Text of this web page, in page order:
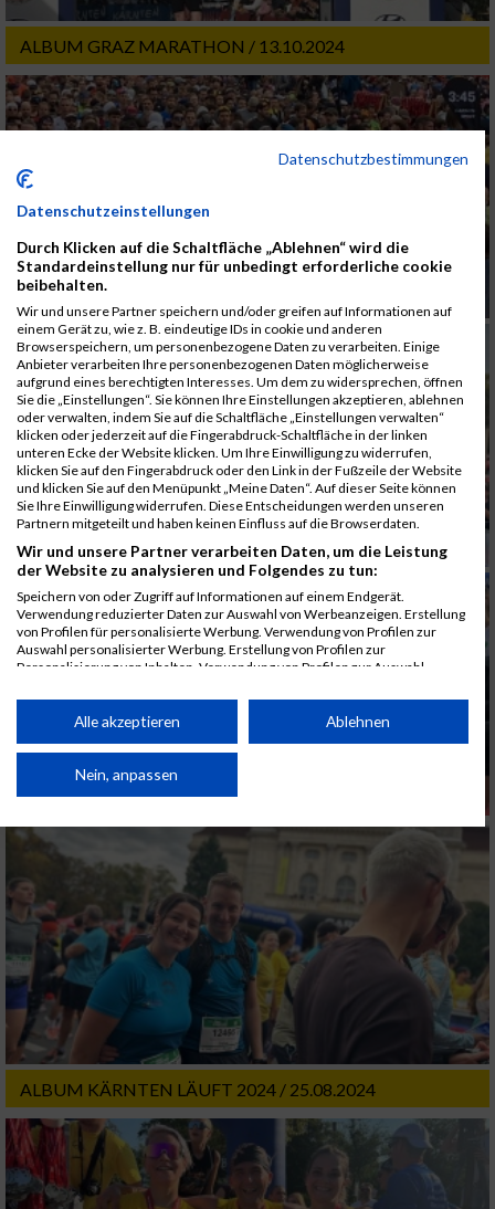
ALBUM GRAZ MARATHON / 13.10.2024
ALBUM KÄRNTEN LÄUFT 2024 / 25.08.2024
Datenschutzbestimmungen
Datenschutzeinstellungen
Durch Klicken auf die Schaltfläche „Ablehnen“ wird die
Standardeinstellung nur für unbedingt erforderliche cookie
beibehalten.
Wir und unsere Partner speichern und/oder greifen auf Informationen auf
einem Gerät zu, wie z. B. eindeutige IDs in cookie und anderen
Browserspeichern, um personenbezogene Daten zu verarbeiten. Einige
Anbieter verarbeiten Ihre personenbezogenen Daten möglicherweise
aufgrund eines berechtigten Interesses. Um dem zu widersprechen, öffnen
Sie die „Einstellungen“. Sie können Ihre Einstellungen akzeptieren, ablehnen
oder verwalten, indem Sie auf die Schaltfläche „Einstellungen verwalten“
klicken oder jederzeit auf die Fingerabdruck-Schaltfläche in der linken
unteren Ecke der Website klicken. Um Ihre Einwilligung zu widerrufen,
klicken Sie auf den Fingerabdruck oder den Link in der Fußzeile der Website
und klicken Sie auf den Menüpunkt „Meine Daten“. Auf dieser Seite können
Sie Ihre Einwilligung widerrufen. Diese Entscheidungen werden unseren
Partnern mitgeteilt und haben keinen Einfluss auf die Browserdaten.
Wir und unsere Partner verarbeiten Daten, um die Leistung
der Website zu analysieren und Folgendes zu tun:
Speichern von oder Zugriff auf Informationen auf einem Endgerät.
Verwendung reduzierter Daten zur Auswahl von Werbeanzeigen. Erstellung
von Profilen für personalisierte Werbung. Verwendung von Profilen zur
Auswahl personalisierter Werbung. Erstellung von Profilen zur
Personalisierung von Inhalten. Verwendung von Profilen zur Auswahl
Performance von Inhalten. Analyse von Zielgruppen durch Statistiken oder
Kombinationen von Daten aus verschiedenen Quellen. Entwicklung und
von Inhalten.
Daten können außerhalb der Europäischen Union weitergegeben und in die
Website/App.
Partnerliste anzeigen (1 IAB-Anbieter)
Wir nutzen Ihre Daten für folgende Zwecke:
IAB-Verarbeitungszwecke:
Speichern von oder Zugriff auf Informationen
auf einem Endgerät
Verwendung reduzierter Daten zur Auswahl
von Werbeanzeigen
Erstellung von Profilen für personalisierte
Werbung
Verwendung von Profilen zur Auswahl
personalisierter Werbung
Alle akzeptieren Ablehnen
Nein, anpassen